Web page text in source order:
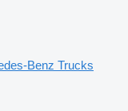
Benz Trucks